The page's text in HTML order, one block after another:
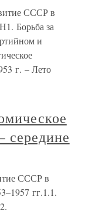
СССР в
Борьба за
и
г. – Лето
середине
СССР в
гг.1.1.